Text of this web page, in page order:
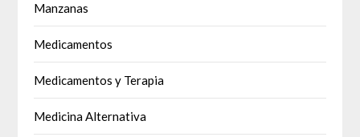
Manzanas
Medicamentos
Medicamentos y Terapia
Medicina Alternativa